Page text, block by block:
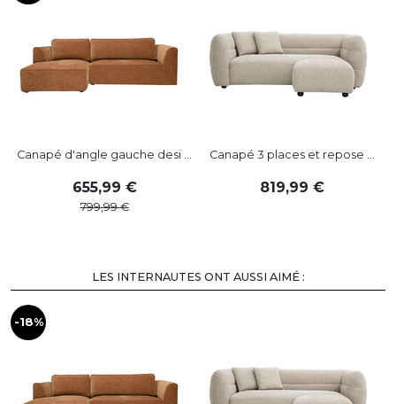
Canapé d'angle gauche desi ...
655,99
799,99
Canapé 3 places et repose ...
819,99
LES INTERNAUTES ONT AUSSI AIMÉ :
-18%